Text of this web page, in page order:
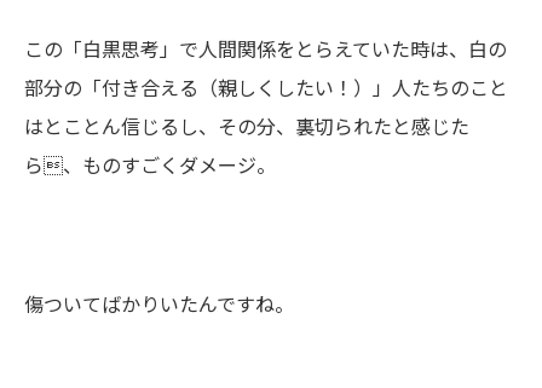
この「白黒思考」で人間関係をとらえていた時は、白の
部分の「付き合える（親しくしたい！）」人たちのこと
はとことん信じるし、その分、裏切られたと感じた
ら、ものすごくダメージ。
傷ついてばかりいたんですね。